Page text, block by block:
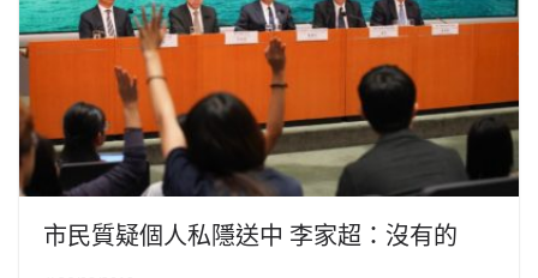
市民質疑個人私隱送中 李家超：沒有的